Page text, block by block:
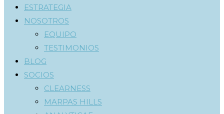
ESTRATEGIA
NOSOTROS
EQUIPO
TESTIMONIOS
BLOG
SOCIOS
CLEARNESS
MARPAS HILLS